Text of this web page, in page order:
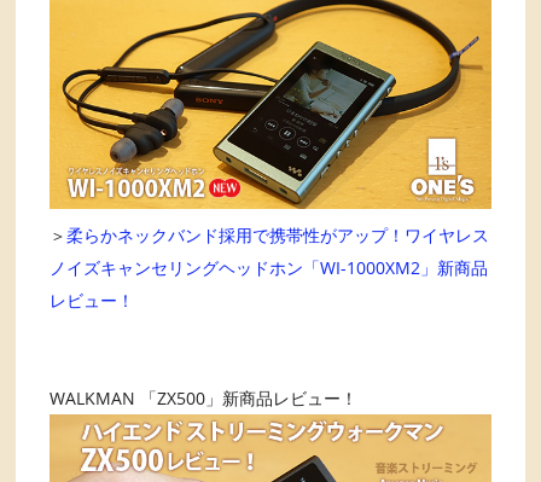
＞柔らかネックバンド採用で携帯性がアップ！ワイヤレス
ノイズキャンセリングヘッドホン「WI-1000XM2」新商品
レビュー！
WALKMAN 「ZX500」新商品レビュー！